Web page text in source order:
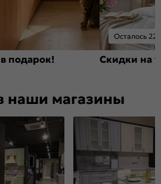
подарок!
Осталось 22
Скидки на
наши магазины